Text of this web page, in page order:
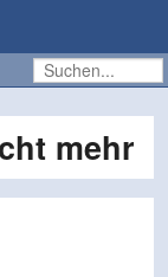
mehr